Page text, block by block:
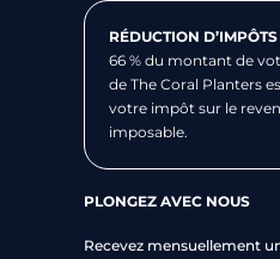
RÉDUCTION D’IMPÔTS
66 % du montant de
de The Coral Planters
votre impôt sur le
imposable.
PLONGEZ AVEC NOUS
Recevez mensuellement